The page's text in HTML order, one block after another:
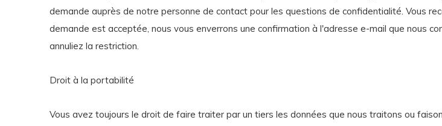
demande auprès de notre personne de contact pour les questions de confidentialité. Vous
demande est acceptée, nous vous enverrons une confirmation à l'adresse e-mail que nous
annuliez la restriction.
Droit à la portabilité
Vous avez toujours le droit de faire traiter par un tiers les données que nous traitons ou